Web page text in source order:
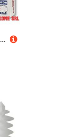
Europron Dämmplatten, 4 mm, 80 x 125 cm, 10 Stück, 10 m²